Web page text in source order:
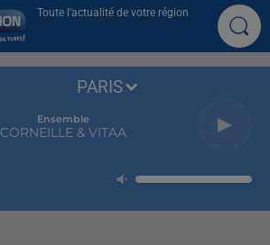
Toute l'actualité de votre région
Ensemble
CORNEILLE & VITAA
PARIS